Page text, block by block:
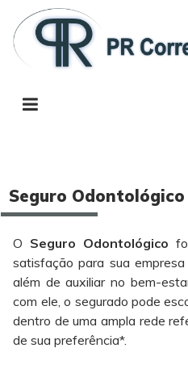
Seguro Odontológico
O Seguro Odontológico
satisfação para sua
além de auxiliar no bem-
com ele, o segurado pode
dentro de uma ampla rede
de sua preferência*.